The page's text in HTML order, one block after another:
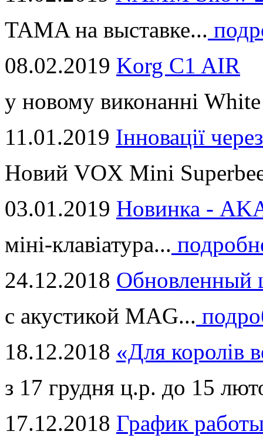
TAMA на выставке...
08.02.2019 Korg C1 AIR
у новому виконанні
11.01.2019 Інновації
Новий VOX Mini
03.01.2019 Новинка -
міні-клавіатура...
24.12.2018 Обновленный
с акустикой MAG...
18.12.2018 «Для королів
з 17 грудня ц.р. до 15
17.12.2018 График